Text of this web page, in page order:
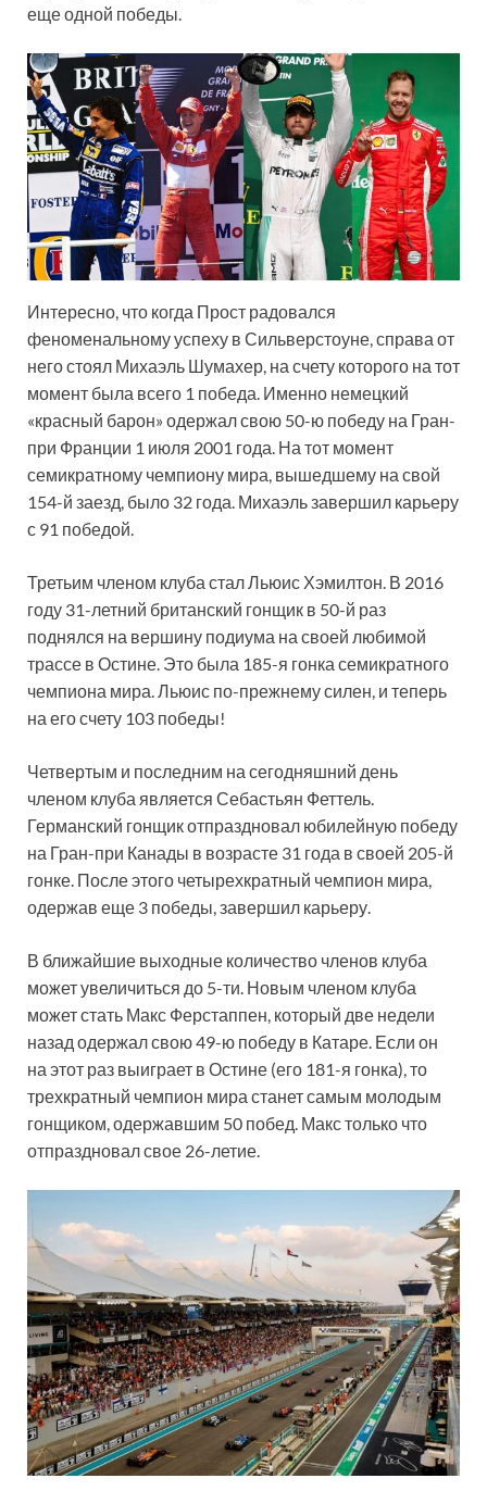
еще одной победы.
Интересно, что когда Прост радовался
феноменальному успеху в Сильверстоуне, справа от
него стоял Михаэль Шумахер, на счету которого на тот
момент была всего 1 победа. Именно немецкий
«красный барон» одержал свою 50-ю победу на Гран-
при Франции 1 июля 2001 года. На тот момент
семикратному чемпиону мира, вышедшему на свой
154-й заезд, было 32 года. Михаэль завершил карьеру
с 91 победой.
Третьим членом клуба стал Льюис Хэмилтон. В 2016
году 31-летний британский гонщик в 50-й раз
поднялся на вершину подиума на своей любимой
трассе в Остине. Это была 185-я гонка семикратного
чемпиона мира. Льюис по-прежнему силен, и теперь
на его счету 103 победы!
Четвертым и последним на сегодняшний день
членом клуба является Себастьян Феттель.
Германский гонщик отпраздновал юбилейную победу
на Гран-при Канады в возрасте 31 года в своей 205-й
гонке. После этого четырехкратный чемпион мира,
одержав еще 3 победы, завершил карьеру.
В ближайшие выходные количество членов клуба
может увеличиться до 5-ти. Новым членом клуба
может стать Макс Ферстаппен, который две недели
назад одержал свою 49-ю победу в Катаре. Если он
на этот раз выиграет в Остине (его 181-я гонка), то
трехкратный чемпион мира станет самым молодым
гонщиком, одержавшим 50 побед. Макс только что
отпраздновал свое 26-летие.